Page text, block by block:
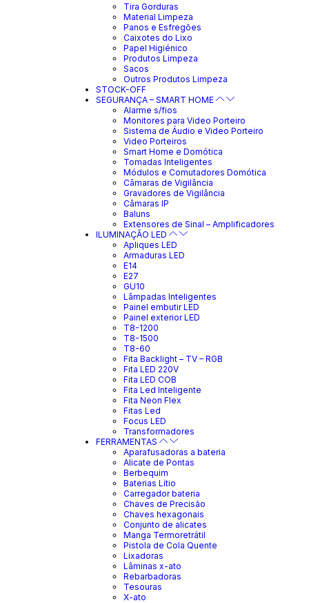
Tira Gorduras
Material Limpeza
Panos e Esfregões
Caixotes do Lixo
Papel Higiénico
Produtos Limpeza
Sacos
Outros Produtos Limpeza
STOCK-OFF
SEGURANÇA – SMART HOME
Alarme s/fios
Monitores para Video Porteiro
Sistema de Áudio e Video Porteiro
Video Porteiros
Smart Home e Domótica
Tomadas Inteligentes
Módulos e Comutadores Domótica
Câmaras de Vigilância
Gravadores de Vigilância
Câmaras IP
Baluns
Extensores de Sinal – Amplificadores
ILUMINAÇÃO LED
Apliques LED
Armaduras LED
E14
E27
GU10
Lâmpadas Inteligentes
Painel embutir LED
Painel exterior LED
T8-1200
T8-1500
T8-60
Fita Backlight – TV – RGB
Fita LED 220V
Fita LED COB
Fita Led Inteligente
Fita Neon Flex
Fitas Led
Focus LED
Transformadores
FERRAMENTAS
Aparafusadoras a bateria
Alicate de Pontas
Berbequim
Baterias Lítio
Carregador bateria
Chaves de Precisão
Chaves hexagonais
Conjunto de alicates
Manga Termoretrátil
Pistola de Cola Quente
Lixadoras
Lâminas x-ato
Rebarbadoras
Tesouras
X-ato